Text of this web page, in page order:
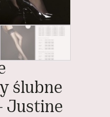
ślubne
Justine